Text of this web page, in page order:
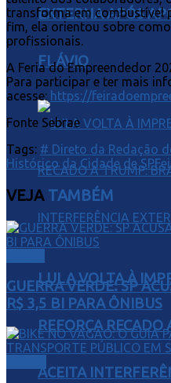
EXTERNA APÓS
FLÁVIO
LULA VOLTA À
REFORÇA
ACEITA
transforma em combustível
fim, ela orientou sobre
profissionais.
A Feria do Empreendedor
Para participar e ter mais
acesse: https://
Fonte Sebrae
Tags: # Direto da Redação
Histórico da Cidade de SP
VEJATAMBÉM
GUERRA VERDE: SP
R$ 3,5 BI PARA ÔNIBUS